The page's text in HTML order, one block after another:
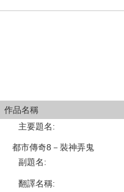
作品名稱
主要題名:
都市傳奇8－裝神弄鬼
副題名:
翻譯名稱: